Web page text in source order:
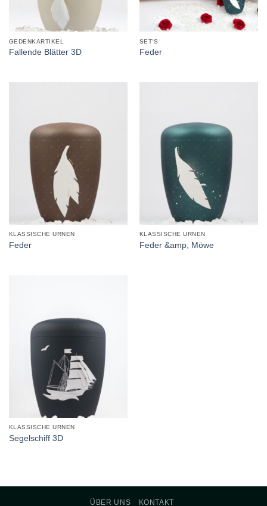
GEDENKARTIKEL
Fallende Blätter 3D
SET'S
Feder
KLASSISCHE URNEN
Feder
KLASSISCHE URNEN
Feder &amp, Möwe
KLASSISCHE URNEN
Segelschiff 3D
ÜBER UNS KONTAKT